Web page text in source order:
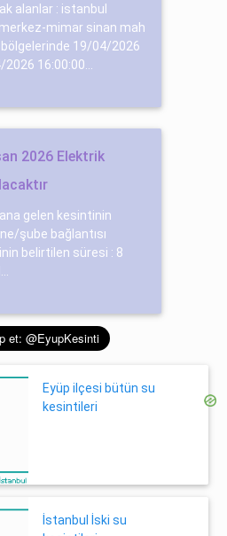
alanlar : istanbul
mimar sinan mah
19/04/2026
16:00:00...
2026 Elektrik
gelen kesintinin
şube bağlantısı
belirtilen süresi : 8
Eyüp ilçesi bütün su
kesintileri
İstanbul İski su